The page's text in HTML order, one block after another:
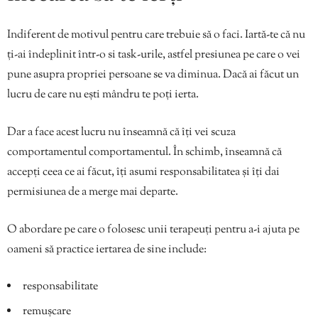
Indiferent de motivul pentru care trebuie să o faci. Iartă-te că nu
ți-ai îndeplinit într-o si task-urile, astfel presiunea pe care o vei
pune asupra propriei persoane se va diminua. Dacă ai făcut un
lucru de care nu ești mândru te poți ierta.
Dar a face acest lucru nu înseamnă că îți vei scuza
comportamentul comportamentul. În schimb, înseamnă că
accepți ceea ce ai făcut, îți asumi responsabilitatea și îți dai
permisiunea de a merge mai departe.
O abordare pe care o folosesc unii terapeuți pentru a-i ajuta pe
oameni să practice iertarea de sine include:
responsabilitate
remuşcare